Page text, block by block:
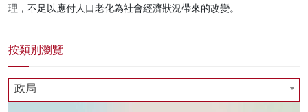
理，不足以應付人口老化為社會經濟狀況帶來的改變。
按類別瀏覽
政局